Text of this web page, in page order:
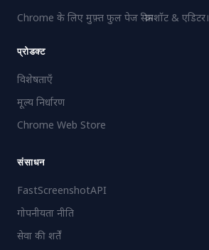
Chrome के लिए मुफ़्त फुल पेज स्क्रीनशॉट & एडिटर।
प्रोडक्ट
विशेषताएँ
मूल्य निर्धारण
Chrome Web Store
संसाधन
FastScreenshotAPI
गोपनीयता नीति
सेवा की शर्तें